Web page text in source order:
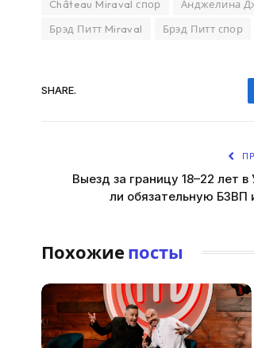
Château Miraval спор Анджелина
Брэд Питт Miraval
Брэд Питт спор
SHARE.
Выезд за границу 18–22 лет в
ли обязательную БЗВП
Похожие посты